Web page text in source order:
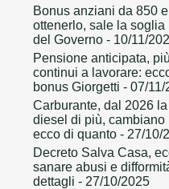
Bonus anziani da 850
ottenerlo, sale la
del Governo - 10/11/
Pensione anticipata,
continui a lavorare:
bonus Giorgetti - 07/11/
Carburante, dal 2026
diesel di più,
ecco di quanto - 27/10/
Decreto Salva Casa,
sanare abusi e
dettagli - 27/10/2025